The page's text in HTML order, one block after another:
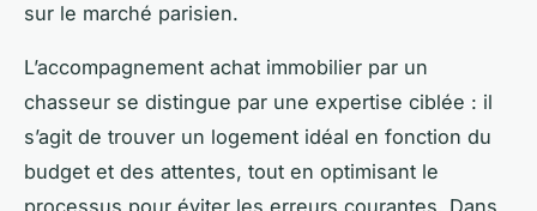
sur le marché parisien.
L’accompagnement achat immobilier par un
chasseur se distingue par une expertise ciblée : il
s’agit de trouver un logement idéal en fonction du
budget et des attentes, tout en optimisant le